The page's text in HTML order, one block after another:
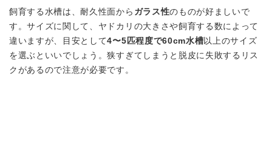
飼育する水槽は、耐久性面から ガラス性のものが好ましいで
す。サイズに関して、ヤドカリの大きさや飼育する数によって
違いますが、目安として4〜5匹程度で60cm水槽以上のサイズ
を選ぶといいでしょう。狭すぎてしまうと脱皮に失敗するリス
クがあるので注意が必要です。